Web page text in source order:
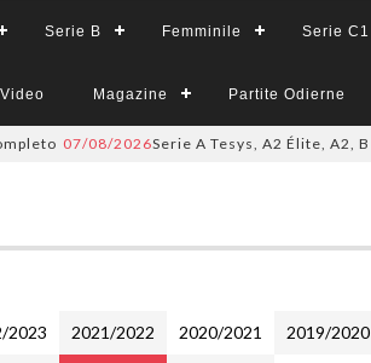
Serie B Femminile Serie C1
Video Magazine Partite Odierne
07/08/2026Serie A Tesys, A2 Élite, A2, B e B
2023 2021/2022 2020/2021 2019/2020